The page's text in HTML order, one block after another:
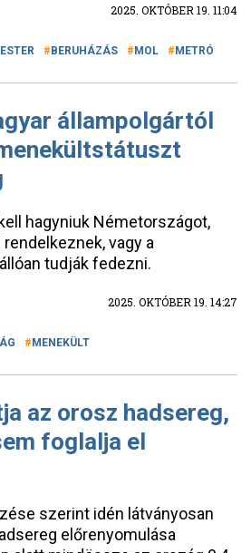
2025. OKTÓBER 19. 11:04
BERUHÁZÁS MOL METRÓ
állampolgártól
hagyniuk Németországot,
vagy a
tudják fedezni.
2025. OKTÓBER 19. 14:27
MENEKÜLT
az orosz hadsereg,
foglalja el
szerint idén látványosan
előrenyomulása